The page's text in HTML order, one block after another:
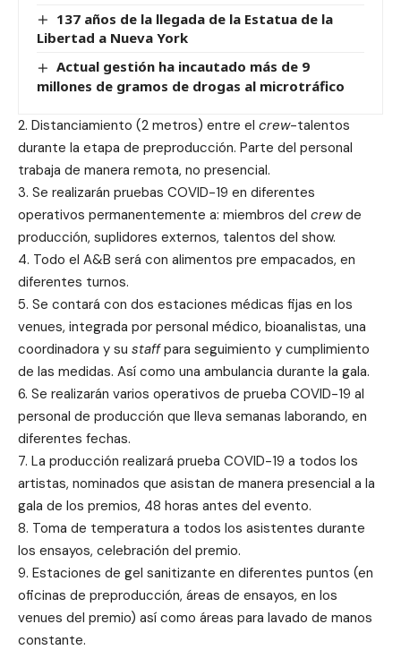
137 años de la llegada de la Estatua de la
Libertad a Nueva York
Actual gestión ha incautado más de 9
millones de gramos de drogas al microtráfico
2. Distanciamiento (2 metros) entre el crew-talentos
durante la etapa de preproducción. Parte del personal
trabaja de manera remota, no presencial.
3. Se realizarán pruebas COVID-19 en diferentes
operativos permanentemente a: miembros del crewde
producción, suplidores externos, talentos del show.
4. Todo el A&B será con alimentos pre empacados, en
diferentes turnos.
5. Se contará con dos estaciones médicas fijas en los
venues, integrada por personal médico, bioanalistas, una
coordinadora y su staffpara seguimiento y cumplimiento
de las medidas. Así como una ambulancia durante la gala.
6. Se realizarán varios operativos de prueba COVID-19 al
personal de producción que lleva semanas laborando, en
diferentes fechas.
7. La producción realizará prueba COVID-19 a todos los
artistas, nominados que asistan de manera presencial a la
gala de los premios, 48 horas antes del evento.
8. Toma de temperatura a todos los asistentes durante
los ensayos, celebración del premio.
9. Estaciones de gel sanitizante en diferentes puntos (en
oficinas de preproducción, áreas de ensayos, en los
venues del premio) así como áreas para lavado de manos
constante.